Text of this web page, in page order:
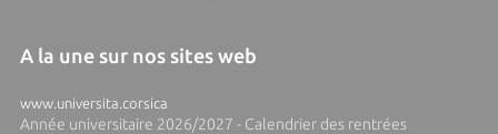
A la une sur nos sites web
www.universita.corsica
Année universitaire 2026/2027 - Calendrier des rentrées